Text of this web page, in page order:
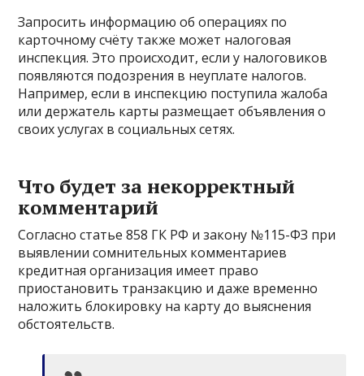
Запросить информацию об операциях по
карточному счёту также может налоговая
инспекция. Это происходит, если у налоговиков
появляются подозрения в неуплате налогов.
Например, если в инспекцию поступила жалоба
или держатель карты размещает объявления о
своих услугах в социальных сетях.
Что будет за некорректный
комментарий
Согласно статье 858 ГК РФ и закону №115-ФЗ при
выявлении сомнительных комментариев
кредитная организация имеет право
приостановить транзакцию и даже временно
наложить блокировку на карту до выяснения
обстоятельств.